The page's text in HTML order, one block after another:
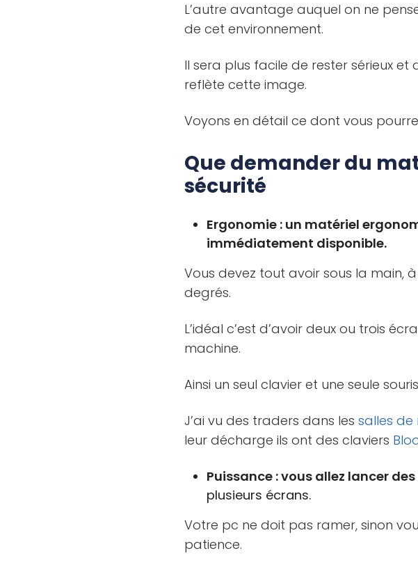
L’autre avantage auquel on ne
de cet environnement.
Il sera plus facile de rester sérieux
reflète cette image.
Voyons en détail ce dont vous
Que demander du
sécurité
Ergonomie : un matériel
immédiatement disponible.
Vous devez tout avoir sous la main,
degrés.
L’idéal c’est d’avoir deux ou trois
machine.
Ainsi un seul clavier et une seule
J’ai vu des traders dans lessalles de
leur décharge ils ont des claviers
Puissance : vous allez lancer
plusieurs écrans.
Votre pc ne doit pas ramer, sinon
patience.